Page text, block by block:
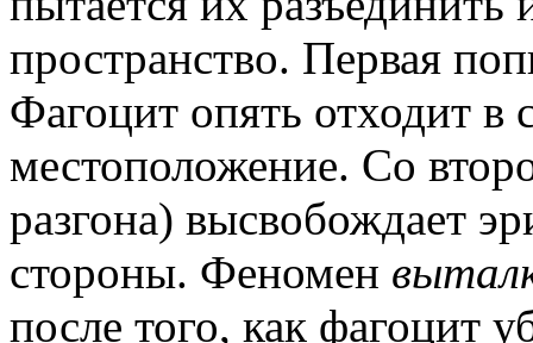
пространство. Первая
Фагоцит опять отходит в
местоположение. Со
разгона) высвобождает
стороны. Феномен
после того, как фагоцит